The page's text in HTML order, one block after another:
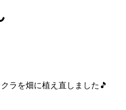
ラを畑に植え直しました🎵